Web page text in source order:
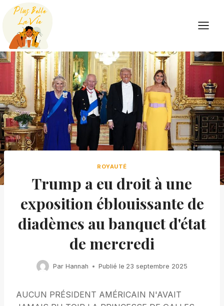
Skip
content
ROYAUTÉ
Trump a eu droit à une
exposition éblouissante de
diadèmes au banquet d'état
de mercredi
Par Hannah Publié le 23 septembre 2025
AUCUN PRÉSIDENT AMÉRICAIN N'AVAIT